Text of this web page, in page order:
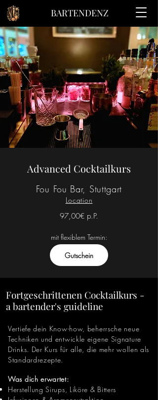
BARTENDENZ
Advanced Cocktailkurs
Fou Fou Bar, Stuttgart
Location
97,00€ p.P.
mit flexiblem Termin:
Gutschein
Fortgeschrittenen Cocktailkurs -
a bartender's guideline
Vertiefe dein Know-how, beherrsche neue
Techniken und entwickle eigene Signature
Drinks. Der Kurs für alle, die mehr wollen als
Standardrezepte.
Was dich erwartet:
Herstellung Sirups, Liköre & Bitters